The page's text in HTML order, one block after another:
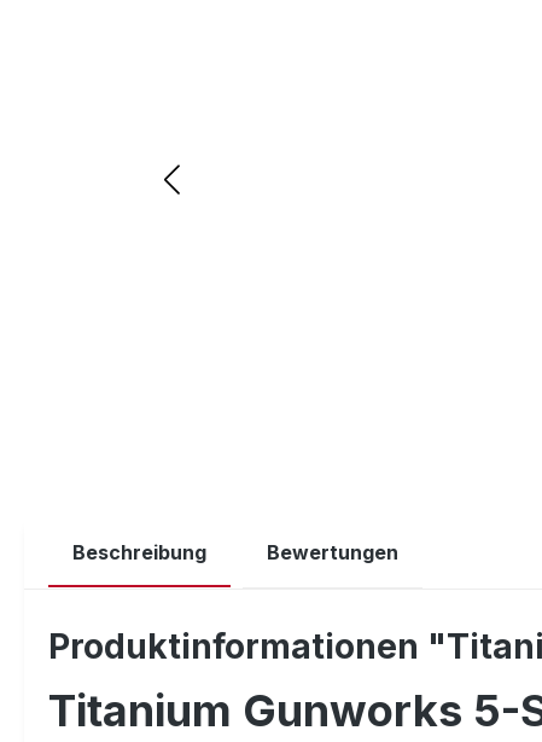
Beschreibung Bewertungen
Produktinformationen
Titanium Gunworks 5-